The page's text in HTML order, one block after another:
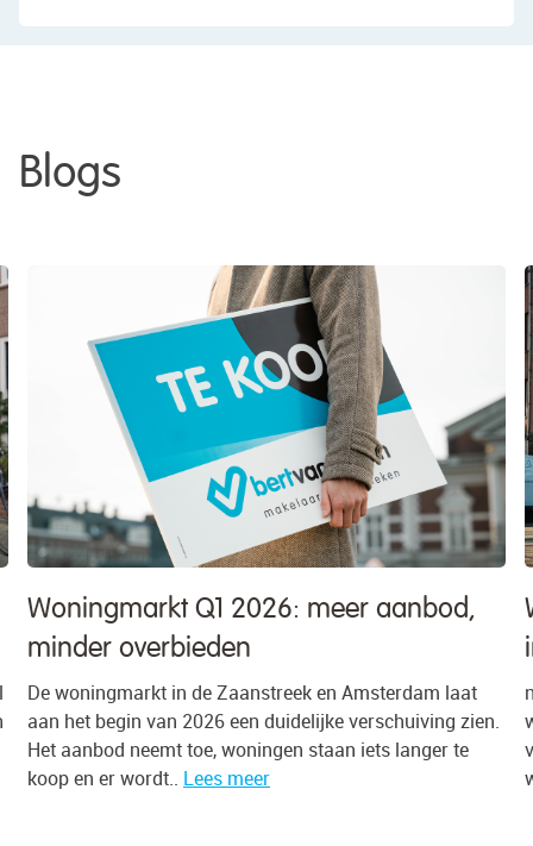
Blogs
Woningmarkt Q1 2026: meer aanbod,
minder overbieden
De woningmarkt in de Zaanstreek en Amsterdam laat
aan het begin van 2026 een duidelijke verschuiving zien.
Het aanbod neemt toe, woningen staan iets langer te
koop en er wordt.. Lees meer